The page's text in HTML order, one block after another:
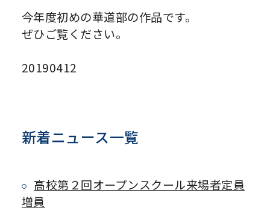
今年度初めの華道部の作品です。
ぜひご覧ください。
20190412
新着ニュース一覧
高校第２回オープンスクール来場者定員
増員